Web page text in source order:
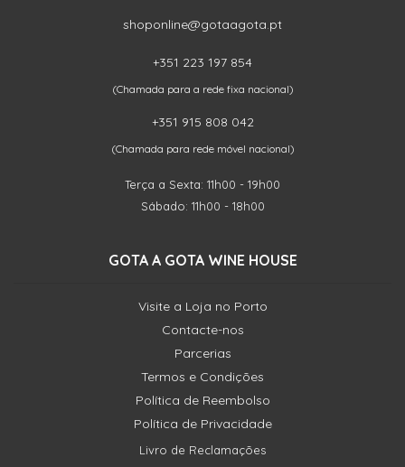
shoponline@gotaagota.pt
+351 223 197 854
(Chamada para a rede fixa nacional)
+351 915 808 042
(Chamada para rede móvel nacional)
Terça a Sexta: 11h00 - 19h00
Sábado: 11h00 - 18h00
GOTA A GOTA WINE HOUSE
Visite a Loja no Porto
Contacte-nos
Parcerias
Termos e Condições
Política de Reembolso
Política de Privacidade
Livro de Reclamações